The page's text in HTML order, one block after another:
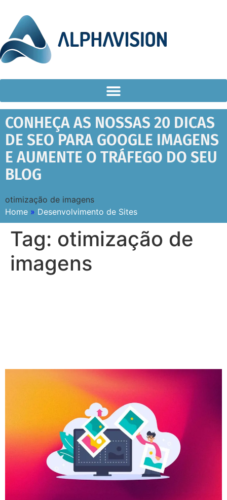
CONHEÇA AS NOSSAS 20 DICAS
DE SEO PARA GOOGLE IMAGENS
E AUMENTE O TRÁFEGO DO SEU
BLOG
otimização de imagens
Home » Desenvolvimento de Sites
Tag: otimização de
imagens